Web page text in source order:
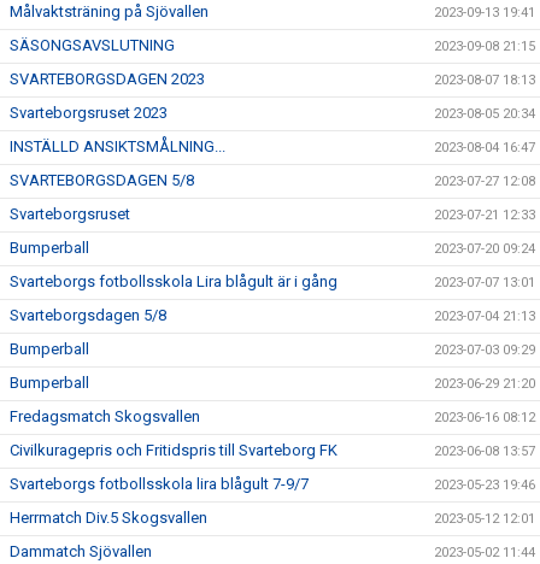
Målvaktsträning på Sjövallen 2023-09-13 19:41
SÄSONGSAVSLUTNING 2023-09-08 21:15
SVARTEBORGSDAGEN 2023 2023-08-07 18:13
Svarteborgsruset 2023 2023-08-05 20:34
INSTÄLLD ANSIKTSMÅLNING... 2023-08-04 16:47
SVARTEBORGSDAGEN 5/8 2023-07-27 12:08
Svarteborgsruset 2023-07-21 12:33
Bumperball 2023-07-20 09:24
Svarteborgs fotbollsskola Lira blågult är i gång 2023-07-07 13:01
Svarteborgsdagen 5/8 2023-07-04 21:13
Bumperball 2023-07-03 09:29
Bumperball 2023-06-29 21:20
Fredagsmatch Skogsvallen 2023-06-16 08:12
Civilkuragepris och Fritidspris till Svarteborg FK 2023-06-08 13:57
Svarteborgs fotbollsskola lira blågult 7-9/7 2023-05-23 19:46
Herrmatch Div.5 Skogsvallen 2023-05-12 12:01
Dammatch Sjövallen 2023-05-02 11:44